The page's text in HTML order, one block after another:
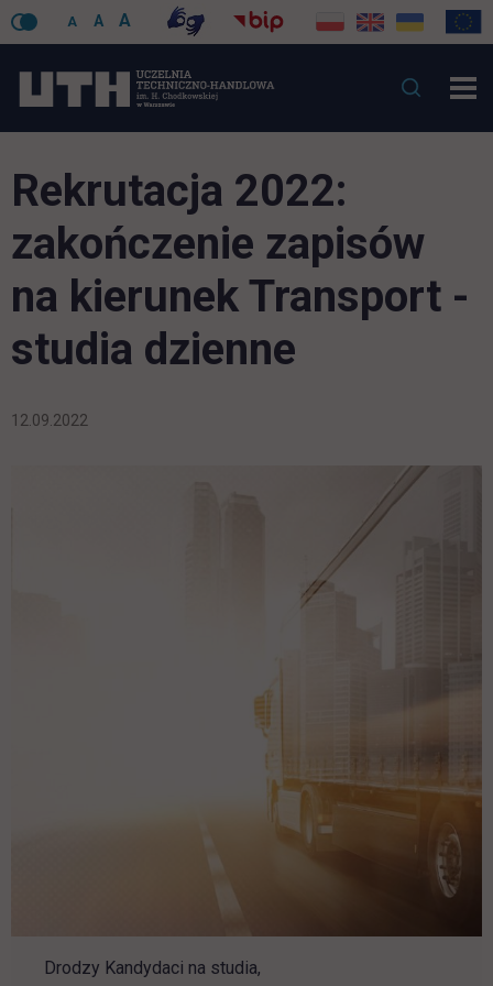
A A A
Rekrutacja 2022:
zakończenie zapisów
na kierunek Transport -
studia dzienne
12.09.2022
Drodzy Kandydaci na studia,